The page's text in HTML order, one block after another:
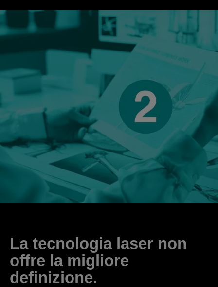
La tecnologia laser non
offre la migliore
definizione.